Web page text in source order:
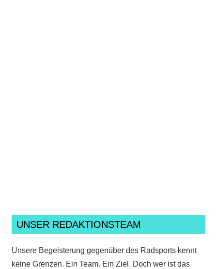
UNSER REDAKTIONSTEAM
Unsere Begeisterung gegenüber des Radsports kennt
keine Grenzen. Ein Team. Ein Ziel. Doch wer ist das